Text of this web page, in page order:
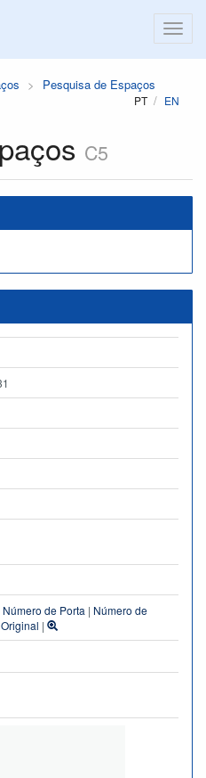
Pesquisa de Espaços
PT EN
C5
Número de Porta | Número de
|